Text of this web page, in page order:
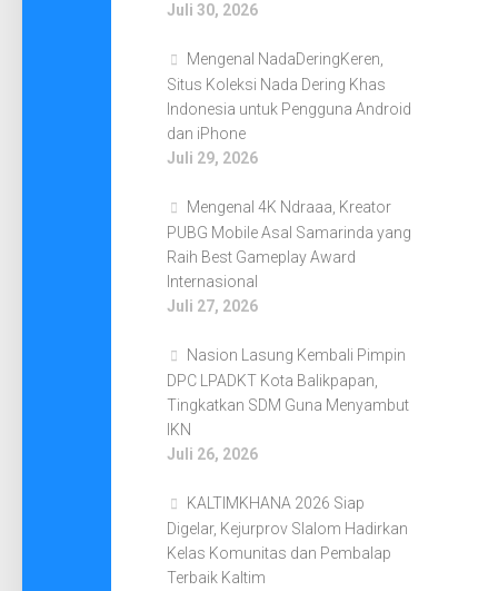
Juli 30, 2026
Mengenal NadaDeringKeren,
Situs Koleksi Nada Dering Khas
Indonesia untuk Pengguna Android
dan iPhone
Juli 29, 2026
Mengenal 4K Ndraaa, Kreator
PUBG Mobile Asal Samarinda yang
Raih Best Gameplay Award
Internasional
Juli 27, 2026
Nasion Lasung Kembali Pimpin
DPC LPADKT Kota Balikpapan,
Tingkatkan SDM Guna Menyambut
IKN
Juli 26, 2026
KALTIMKHANA 2026 Siap
Digelar, Kejurprov Slalom Hadirkan
Kelas Komunitas dan Pembalap
Terbaik Kaltim